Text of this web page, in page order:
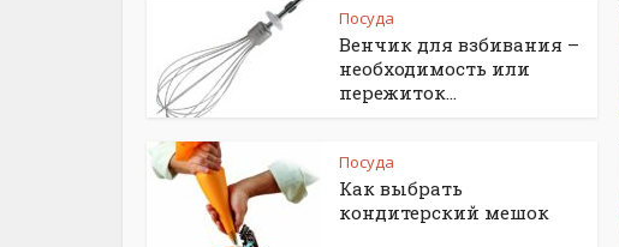
Посуда
Венчик для взбивания –
необходимость или
пережиток...
Посуда
Как выбрать
кондитерский мешок